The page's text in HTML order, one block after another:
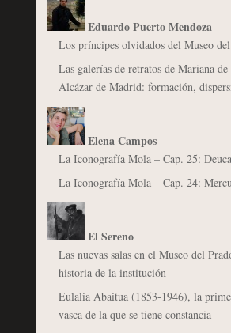
Eduardo Puerto Mendoza
Los príncipes olvidados del Museo
Las galerías de retratos de Mariana
Alcázar de Madrid: formación,
Elena Campos
La Iconografía Mola – Cap. 25:
La Iconografía Mola – Cap. 24:
El Sereno
Las nuevas salas en el Museo del
historia de la institución
Eulalia Abaitua (1853-1946), la
vasca de la que se tiene constancia